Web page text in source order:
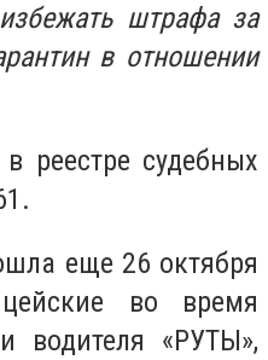
штрафа за
в отношении
в реестре судебных
еще 26 октября
во время
водителя «РУТЫ»,